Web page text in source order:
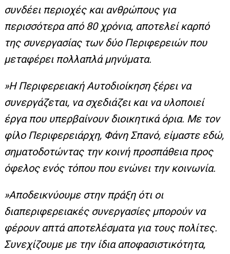
συνδέει περιοχές και ανθρώπους για
περισσότερα από 80 χρόνια, αποτελεί καρπό
της συνεργασίας των δύο Περιφερειών που
μεταφέρει πολλαπλά μηνύματα.
»Η Περιφερειακή Αυτοδιοίκηση ξέρει να
συνεργάζεται, να σχεδιάζει και να υλοποιεί
έργα που υπερβαίνουν διοικητικά όρια. Με τον
φίλο Περιφερειάρχη, Φάνη Σπανό, είμαστε εδώ,
σηματοδοτώντας την κοινή προσπάθεια προς
όφελος ενός τόπου που ενώνει την κοινωνία.
»Αποδεικνύουμε στην πράξη ότι οι
διαπεριφερειακές συνεργασίες μπορούν να
φέρουν απτά αποτελέσματα για τους πολίτες.
Συνεχίζουμε με την ίδια αποφασιστικότητα,